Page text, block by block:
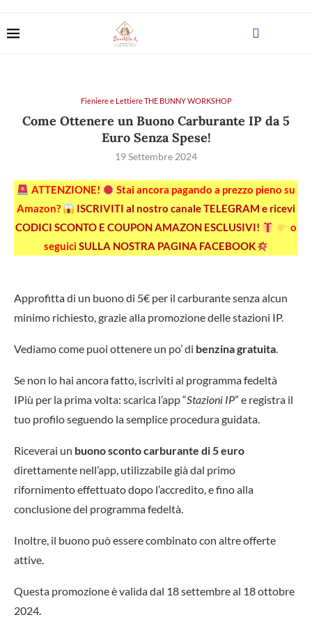
Fieniere e Lettiere THE BUNNY WORKSHOP
Come Ottenere un Buono Carburante IP da 5
Euro Senza Spese!
19 Settembre 2024
ATTENZIONE!
Stai ancora pagando a prezzo pieno su
Amazon?
ISCRIVITI al nostro canale TELEGRAM e ricevi
CODICI SCONTO E COUPON AMAZON ESCLUSIVI!
o
seguiciSULLA NOSTRA PAGINA FACEBOOK
Approfitta di un buono di 5€ per il carburante senza alcun
minimo richiesto, grazie alla promozione delle stazioni IP.
Vediamo come puoi ottenere un po’ di benzina gratuita.
Se non lo hai ancora fatto, iscriviti al programma fedeltà
IPiù per la prima volta: scarica l’app “Stazioni IP” e registra il
tuo profilo seguendo la semplice procedura guidata.
Riceverai un buono sconto carburante di 5 euro
direttamente nell’app, utilizzabile già dal primo
rifornimento effettuato dopo l’accredito, e fino alla
conclusione del programma fedeltà.
Inoltre, il buono può essere combinato con altre offerte
attive.
Questa promozione è valida dal 18 settembre al 18 ottobre
2024.